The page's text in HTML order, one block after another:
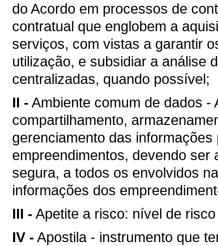
do Acordo em processos de
contratual que englobem a
serviços, com vistas a garantir
utilização, e subsidiar a análise
centralizadas, quando possível;
II - Ambiente comum de dados
compartilhamento,
gerenciamento das
empreendimentos, devendo
segura, a todos os envolvidos
informações dos
III - Apetite a risco: nível de
IV - Apostila - instrumento que